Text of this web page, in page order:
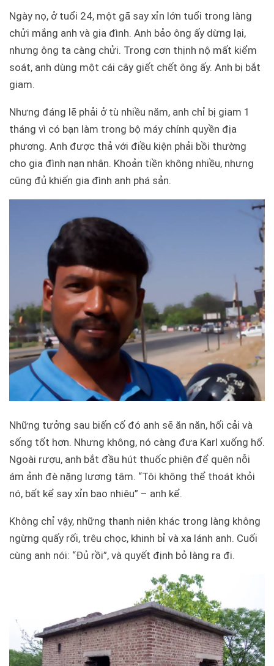
Ngày nọ, ở tuổi 24, một gã say xỉn lớn tuổi trong làng
chửi mắng anh và gia đình. Anh bảo ông ấy dừng lại,
nhưng ông ta càng chửi. Trong cơn thịnh nộ mất kiểm
soát, anh dùng một cái cây giết chết ông ấy. Anh bị bắt
giam.
Nhưng đáng lẽ phải ở tù nhiều năm, anh chỉ bị giam 1
tháng vì có bạn làm trong bộ máy chính quyền địa
phương. Anh được thả với điều kiện phải bồi thường
cho gia đình nạn nhân. Khoản tiền không nhiều, nhưng
cũng đủ khiến gia đình anh phá sản.
Những tưởng sau biến cố đó anh sẽ ăn năn, hối cải và
sống tốt hơn. Nhưng không, nó càng đưa Karl xuống hố.
Ngoài rượu, anh bắt đầu hút thuốc phiện để quên nỗi
ám ảnh đè nặng lương tâm. “Tôi không thể thoát khỏi
nó, bất kể say xỉn bao nhiêu” – anh kể.
Không chỉ vậy, những thanh niên khác trong làng không
ngừng quấy rối, trêu chọc, khinh bỉ và xa lánh anh. Cuối
cùng anh nói: “Đủ rồi”, và quyết định bỏ làng ra đi.